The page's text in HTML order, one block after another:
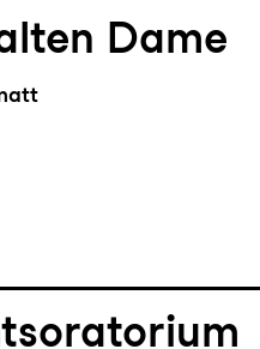
Dame